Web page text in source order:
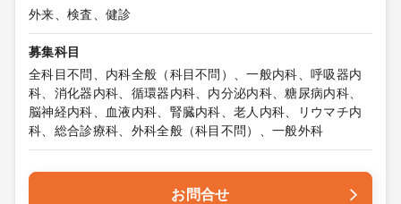
外来、検査、健診
募集科目
全科目不問、内科全般（科目不問）、一般内科、呼吸器内
科、消化器内科、循環器内科、内分泌内科、糖尿病内科、
脳神経内科、血液内科、腎臓内科、老人内科、リウマチ内
科、総合診療科、外科全般（科目不問）、一般外科
お問合せ